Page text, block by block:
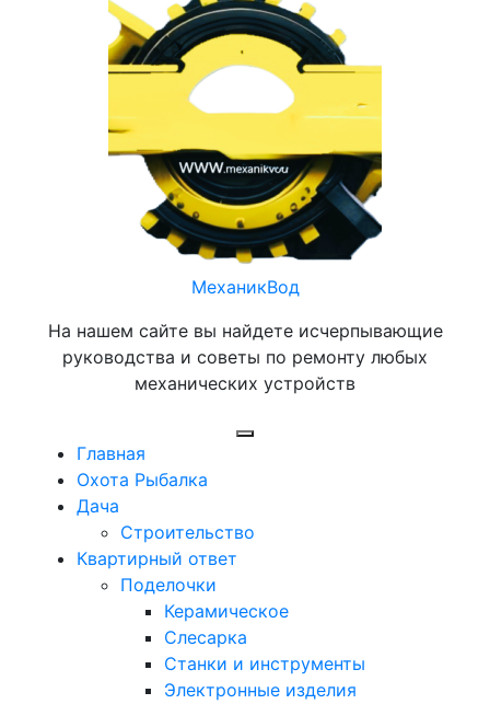
содержимому
МеханикВод
На нашем сайте вы найдете исчерпывающие
руководства и советы по ремонту любых
механических устройств
Главная
Охота Рыбалка
Дача
Строительство
Квартирный ответ
Поделочки
Керамическое
Слесарка
Станки и инструменты
Электронные изделия